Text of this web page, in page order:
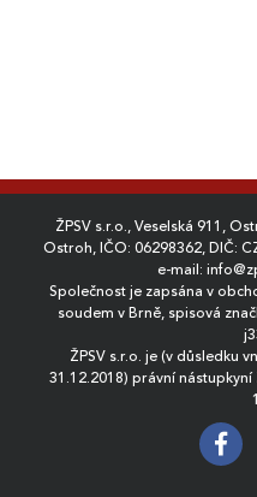
ŽPSV s.r.o., Veselská 911,
Ostroh, IČO: 06298362, DIČ:
e-mail:
Společnost je zapsána v
soudem v Brně, spisová
ŽPSV s.r.o. je (v důsledku
31.12.2018) právní nástupkyní